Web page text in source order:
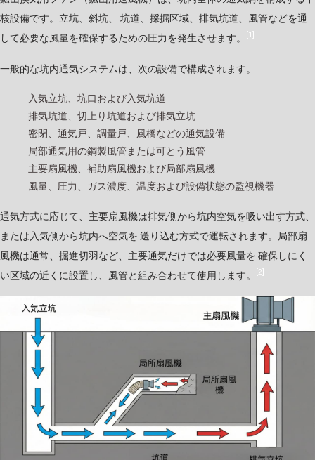
核設備です。立坑、斜坑、 坑道、採掘区域、排気坑道、風管などを通
して必要な風量を確保するための圧力を発生させます。
[1]
一般的な坑内通気システムは、次の設備で構成されます。
入気立坑、坑口および入気坑道
排気坑道、切上り坑道および排気立坑
密閉、通気戸、調量戸、風橋などの通気設備
局部通気用の鋼製風管または可とう風管
主要扇風機、補助扇風機および局部扇風機
風量、圧力、ガス濃度、温度および設備状態の監視機器
通気方式に応じて、主要扇風機は排気側から坑内空気を吸い出す方式、
または入気側から坑内へ空気を 送り込む方式で運転されます。局部扇
風機は通常、掘進切羽など、主要通気だけでは必要風量を 確保しにく
い区域の近くに設置し、風管と組み合わせて使用します。
[2]